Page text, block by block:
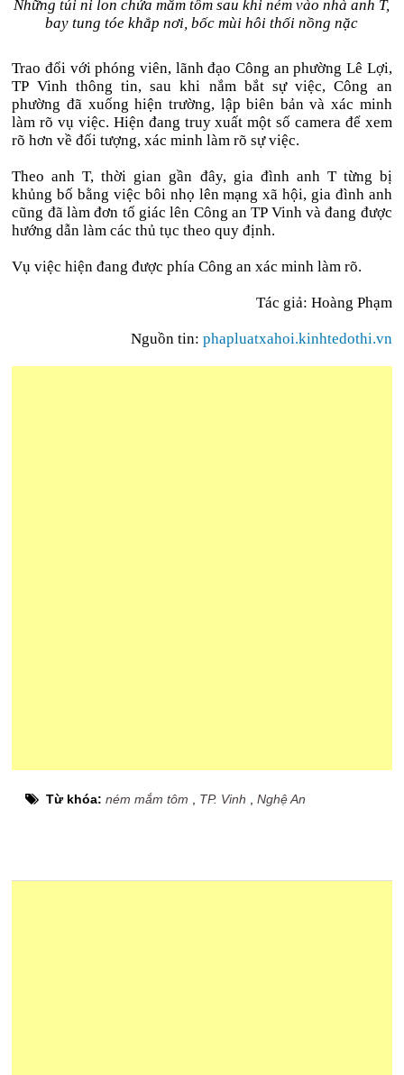
Những túi ni lon chứa mắm tôm sau khi ném vào nhà anh T,
bay tung tóe khắp nơi, bốc mùi hôi thối nồng nặc
Trao đổi với phóng viên, lãnh đạo Công an phường Lê Lợi,
TP Vinh thông tin, sau khi nắm bắt sự việc, Công an
phường đã xuống hiện trường, lập biên bản và xác minh
làm rõ vụ việc. Hiện đang truy xuất một số camera để xem
rõ hơn về đối tượng, xác minh làm rõ sự việc.
Theo anh T, thời gian gần đây, gia đình anh T từng bị
khủng bố bằng việc bôi nhọ lên mạng xã hội, gia đình anh
cũng đã làm đơn tố giác lên Công an TP Vinh và đang được
hướng dẫn làm các thủ tục theo quy định.
Vụ việc hiện đang được phía Công an xác minh làm rõ.
Tác giả: Hoàng Phạm
Nguồn tin: phapluatxahoi.kinhtedothi.vn
Từ khóa:ném mắm tôm TP. Vinh ,Nghệ An